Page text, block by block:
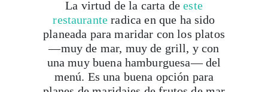
planeada para maridar con los platos
—muy de mar, muy de grill, y con
una muy buena hamburguesa— del
menú. Es una buena opción para
planes de maridajes de frutos de mar
con ostiones.
Viaja con Travesías, recibe cada semana
itinerarios, tips de insider y las guías más